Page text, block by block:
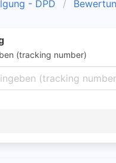
- DPD
(tracking number)